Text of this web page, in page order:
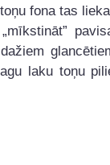
fona tas
laku toņu